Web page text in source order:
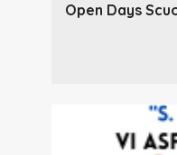
Open Days